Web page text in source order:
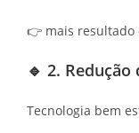
👉 mais resultado
🔹 2.
Tecnologia bem